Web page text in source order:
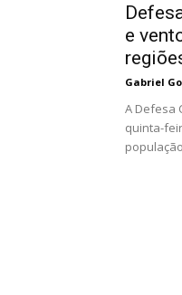
e
Gabriel
A Defesa
quinta-